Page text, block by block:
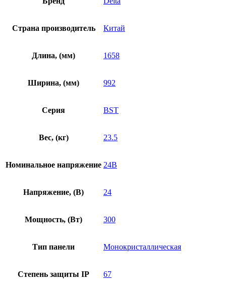
Страна производитель Китай
Длина, (мм) 1658
Ширина, (мм) 992
Серия BST
Вес, (кг) 23.5
Номинальное напряжение 24В
Напряжение, (В) 24
Мощность, (Вт) 300
Тип панели Монокристаллическая
Степень защиты IP 67